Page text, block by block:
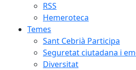
RSS
Hemeroteca
Temes
Sant Cebrià Participa
Seguretat ciutadana i
Diversitat